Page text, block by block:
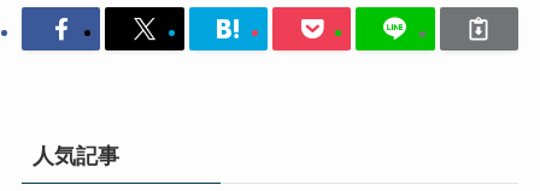
人気記事